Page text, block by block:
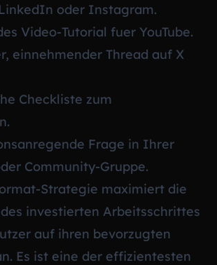
oder Instagram.
Video-Tutorial fuer YouTube.
einnehmender Thread auf X
Checkliste zum
Frage in Ihrer
Community-Gruppe.
Strategie maximiert die
investierten Arbeitsschrittes
auf ihren bevorzugten
Es ist eine der effizientesten